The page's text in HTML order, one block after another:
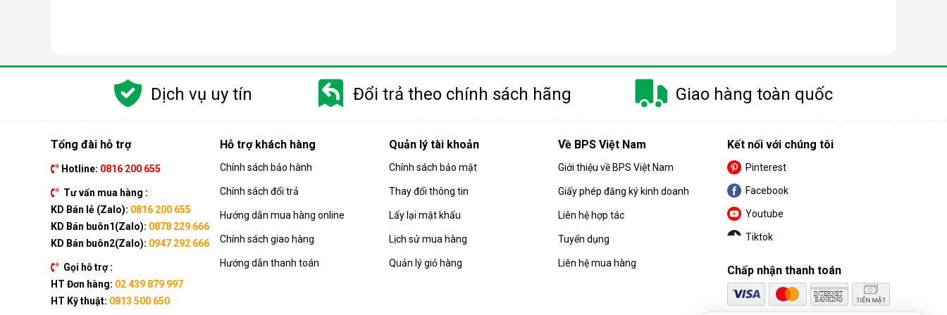
kèm như: Hẹn giờ, khóa trẻ em, remote, kết nối wifi,...
Ưu điểm vượt trội của điều hòa di động
Dịch vụ uy tín Đổi trả theo chính sách hãng Giao hàng toàn quốc
Tổng đài hỗ trợ
Hotline: 0816 200 655
Tư vấn mua hàng :
KD Bán lẻ (Zalo): 0816 200 655
KD Bán buôn1(Zalo): 0878 229 666
KD Bán buôn2(Zalo): 0947 292 666
Gọi hỗ trợ :
HT Đơn hàng: 02 439 879 997
HT Kỹ thuật: 0813 500 650
Hỗ trợ khách hàng
Chính sách bảo hành
Chính sách đổi trả
Hướng dẫn mua hàng online
Chính sách giao hàng
Hướng dẫn thanh toán
Quản lý tài khoản
Chính sách bảo mật
Thay đổi thông tin
Lấy lại mật khẩu
Lịch sử mua hàng
Quản lý giỏ hàng
Về BPS Việt Nam
Giới thiệu về BPS Việt Nam
Giấy phép đăng ký kinh doanh
Liên hệ hợp tác
Tuyển dụng
Liên hệ mua hàng
Kết nối với chúng tôi
Pinterest
Facebook
Youtube
Tiktok
Chấp nhận thanh toán